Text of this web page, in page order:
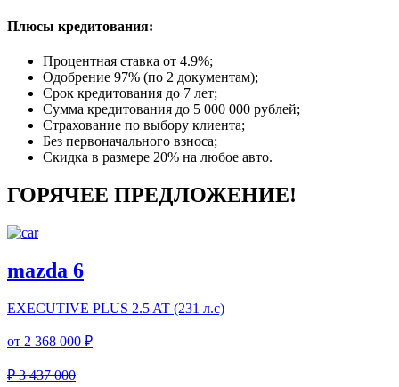
Плюсы кредитования:
Процентная ставка от 4.9%;
Одобрение 97% (по 2 документам);
Срок кредитования до 7 лет;
Сумма кредитования до 5 000 000 рублей;
Страхование по выбору клиента;
Без первоначального взноса;
Скидка в размере 20% на любое авто.
ГОРЯЧЕЕ ПРЕДЛОЖЕНИЕ!
mazda 6
EXECUTIVE PLUS 2.5 AT (231 л.с)
от 2 368 000 ₽
₽ 3 437 000